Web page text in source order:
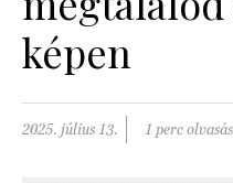
KULTÚRA
PSZICHÉ
képen
2025. július 13. 1 perc olvasás